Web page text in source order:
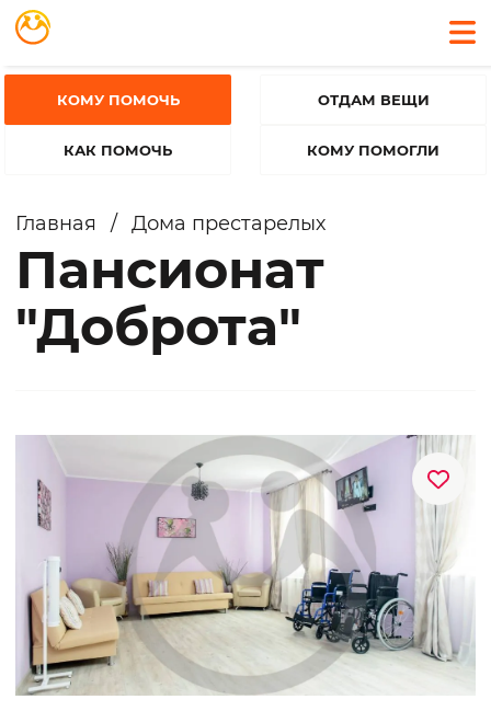
КОМУ ПОМОЧЬ
КАК ПОМОЧЬ
ОТДАМ ВЕЩИ
КОМУ ПОМОГЛИ
Главная / Дома престарелых
Пансионат
"Доброта"